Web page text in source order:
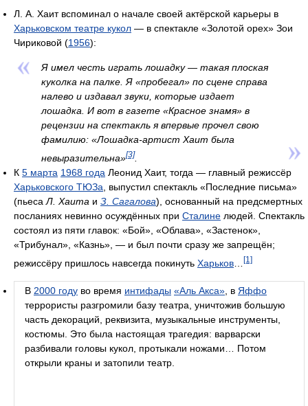
Л. А. Хаит вспоминал о начале своей актёрской карьеры в
Харьковском театре кукол — в спектакле «Золотой орех» Зои
Чириковой (1956):
Я имел честь играть лошадку — такая плоская
куколка на палке. Я «пробегал» по сцене справа
налево и издавал звуки, которые издает
лошадка. И вот в газете «Красное знамя» в
рецензии на спектакль я впервые прочел свою
фамилию: «Лошадка-артист Хаит была
невыразительна»[3]
К 5 марта 1968 года Леонид Хаит, тогда — главный режиссёр
Харьковского ТЮЗа, выпустил спектакль «Последние письма»
(пьесаЛ. Хаита и З. Сагалова), основанный на предсмертных
посланиях невинно осуждённых при Сталине людей. Спектакль
состоял из пяти главок: «Бой», «Облава», «Застенок»,
«Трибунал», «Казнь», — и был почти сразу же запрещён;
режиссёру пришлось навсегда покинуть Харьков [1]
В 2000 году во время интифады «Аль Акса» , в Яффо
террористы разгромили базу театра, уничтожив большую
часть декораций, реквизита, музыкальные инструменты,
костюмы. Это была настоящая трагедия: варварски
разбивали головы кукол, протыкали ножами… Потом
открыли краны и затопили театр.